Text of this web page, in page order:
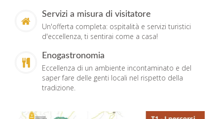
Servizi a misura di visitatore
Un'offerta completa: ospitalità e servizi turistici
d'eccellenza, ti sentirai come a casa!
Enogastronomia
Eccellenza di un ambiente incontaminato e del
saper fare delle genti locali nel rispetto della
tradizione.